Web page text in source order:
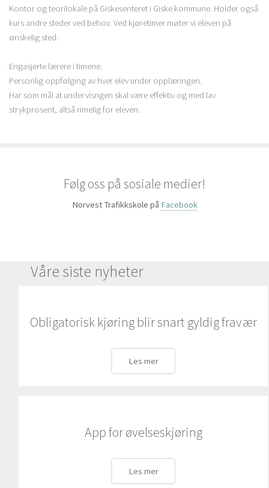
Kontor og teorilokale på Giskesenteret i Giske kommune. Holder også
kurs andre steder ved behov. Ved kjøretimer møter vi eleven på
ønskelig sted.
Engasjerte lærere i timene.
Personlig oppfølging av hver elev under opplæringen.
Har som mål at undervisngen skal være effektiv og med lav
strykprosent, altså rimelig for eleven.
Følg oss på sosiale medier!
Norvest Trafikkskole på Facebook
Våre siste nyheter
Obligatorisk kjøring blir snart gyldig fravær
Les mer
App for øvelseskjøring
Les mer